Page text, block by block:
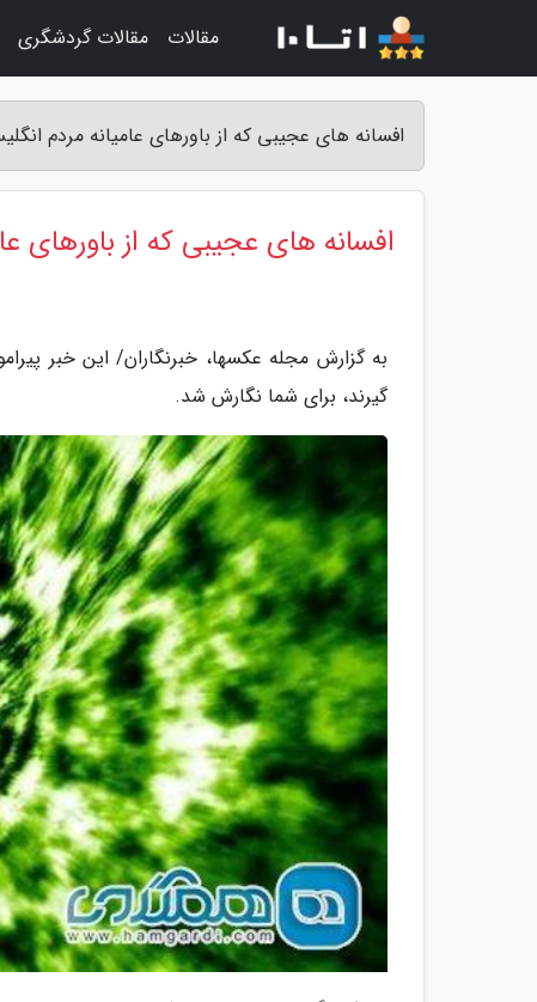
افسانه های عجیبی که از باورهای عامیانه مردم
افسانه های عجیبی که از باورهای
به گزارش مجله عکسها، خبرنگاران/ این خبر
گیرند، برای شما نگارش شد.
مقالات مقالات گردشگری